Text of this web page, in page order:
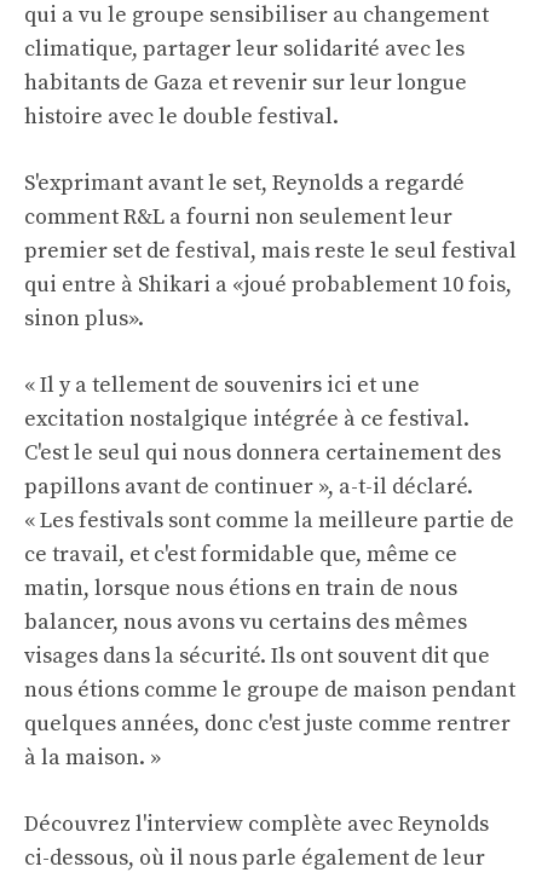
qui a vu le groupe sensibiliser au changement
climatique, partager leur solidarité avec les
habitants de Gaza et revenir sur leur longue
histoire avec le double festival.
S'exprimant avant le set, Reynolds a regardé
comment R&L a fourni non seulement leur
premier set de festival, mais reste le seul festival
qui entre à Shikari a «joué probablement 10 fois,
sinon plus».
« Il y a tellement de souvenirs ici et une
excitation nostalgique intégrée à ce festival.
C'est le seul qui nous donnera certainement des
papillons avant de continuer », a-t-il déclaré.
« Les festivals sont comme la meilleure partie de
ce travail, et c'est formidable que, même ce
matin, lorsque nous étions en train de nous
balancer, nous avons vu certains des mêmes
visages dans la sécurité. Ils ont souvent dit que
nous étions comme le groupe de maison pendant
quelques années, donc c'est juste comme rentrer
à la maison. »
Découvrez l'interview complète avec Reynolds
ci-dessous, où il nous parle également de leur